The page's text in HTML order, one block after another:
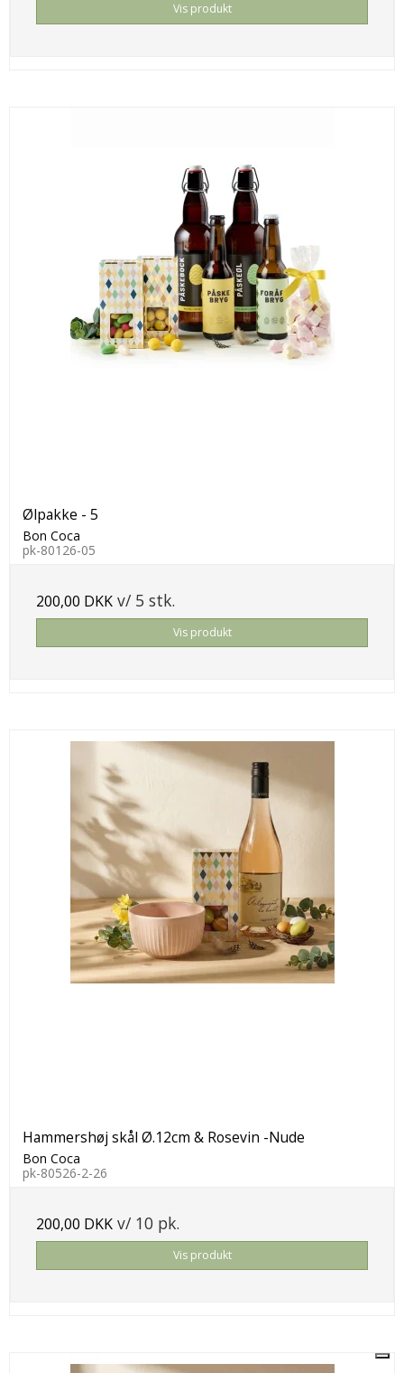
Vis produkt
Ølpakke - 5
Bon Coca
pk-80126-05
200,00 DKK v/ 5 stk.
Vis produkt
Hammershøj skål Ø.12cm & Rosevin -Nude
Bon Coca
pk-80526-2-26
200,00 DKK v/ 10 pk.
Vis produkt